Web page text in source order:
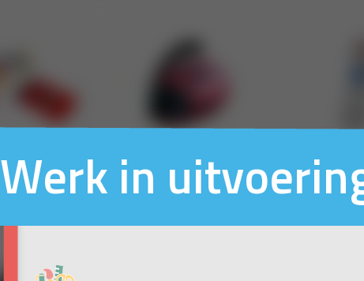
Werk in